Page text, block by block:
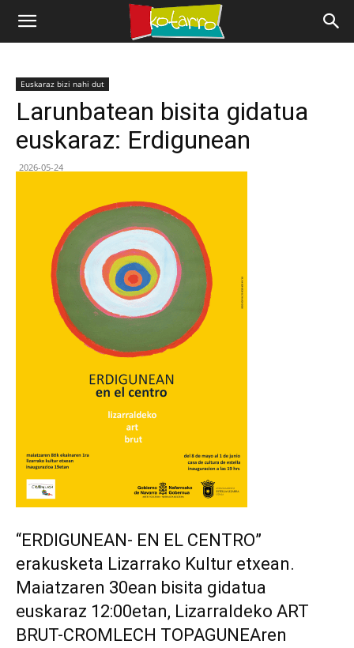
Euskaraz bizi nahi dut
Larunbatean bisita gidatua
euskaraz: Erdigunean
2026-05-24
“ERDIGUNEAN- EN EL CENTRO”
erakusketa Lizarrako Kultur etxean.
Maiatzaren 30ean bisita gidatua
euskaraz 12:00etan, Lizarraldeko ART
BRUT-CROMLECH TOPAGUNEAren